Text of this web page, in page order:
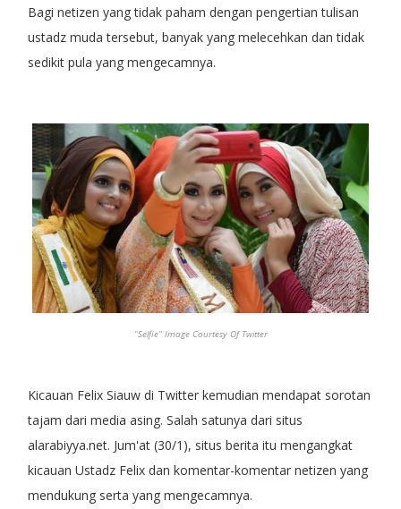
Bagi netizen yang tidak paham dengan pengertian tulisan
ustadz muda tersebut, banyak yang melecehkan dan tidak
sedikit pula yang mengecamnya.
"Selfie" Image Courtesy Of Twitter
Kicauan Felix Siauw di Twitter kemudian mendapat sorotan
tajam dari media asing. Salah satunya dari situs
alarabiyya.net. Jum'at (30/1), situs berita itu mengangkat
kicauan Ustadz Felix dan komentar-komentar netizen yang
mendukung serta yang mengecamnya.